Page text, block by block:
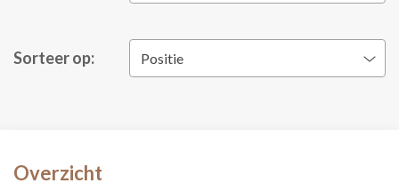
Sorteer op: Positie
Overzicht